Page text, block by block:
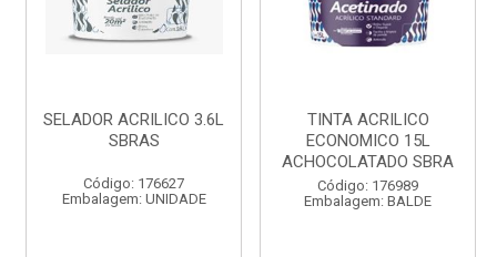
SELADOR ACRILICO 3.6L
SBRAS
Código: 176627
Embalagem: UNIDADE
TINTA ACRILICO
ECONOMICO 15L
ACHOCOLATADO SBRA
Código: 176989
Embalagem: BALDE